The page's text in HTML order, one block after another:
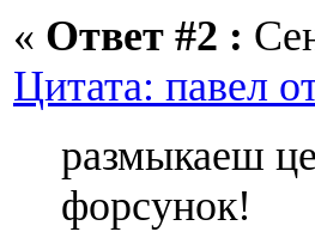
« Ответ #2 :
Цитата: павел
размыкаеш
форсунок!